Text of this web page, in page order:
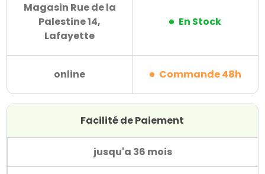
Magasin Rue de la
Palestine 14,
Lafayette
En Stock
online Commande 48h
Facilité de Paiement
jusqu'a 36 mois